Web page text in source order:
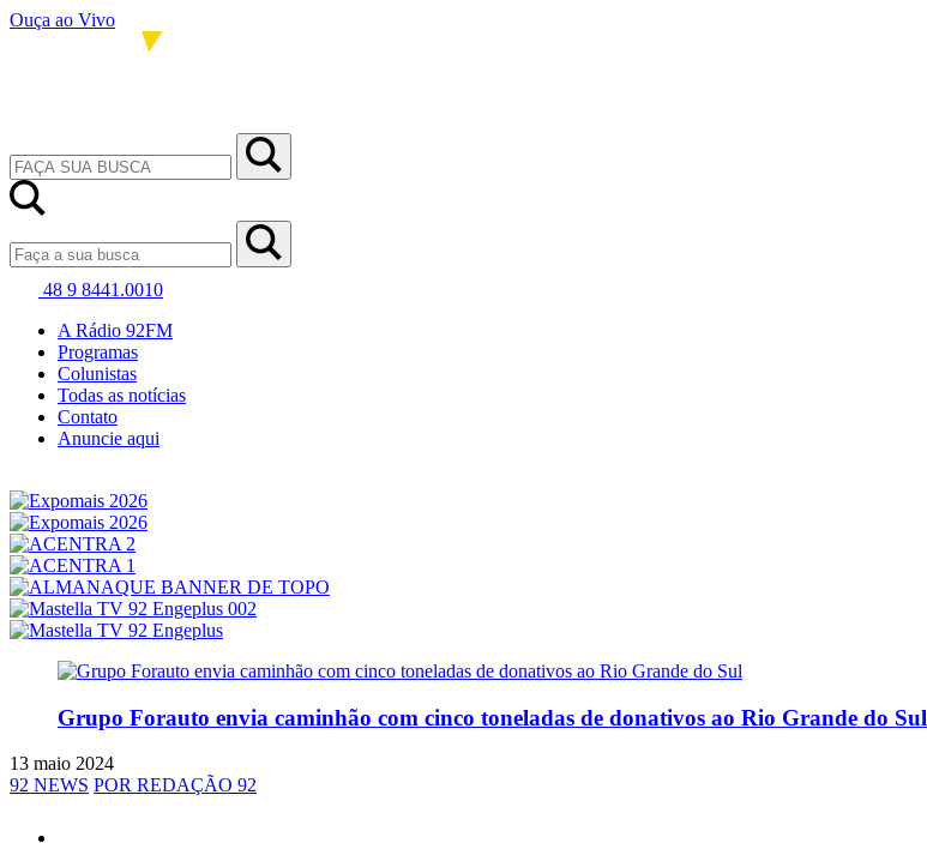
Ouça ao Vivo
48 9 8441.0010
A Rádio 92FM
Programas
Colunistas
Todas as notícias
Contato
Anuncie aqui
Grupo Forauto envia caminhão com cinco toneladas de donativos ao Rio Grande do Sul
13 maio 2024
92 NEWS POR REDAÇÃO 92